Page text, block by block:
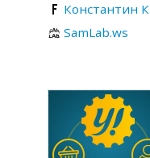
Константин К
SamLab.ws